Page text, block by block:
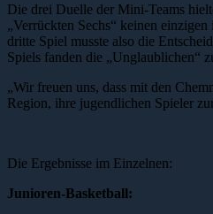
Die drei Duelle der Mini-Teams
„Verrückten Sechs“ keinen
dritte Spiel musste also die
Spiels fanden die „Unglaublichen“
„Wir freuen uns, dass mit den
Region, ihre jugendlichen Spieler
Die Ergebnisse im Einzelnen:
Junioren-Basketball: